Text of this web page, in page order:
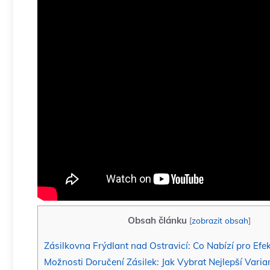
Obsah článku [zobrazit obsah]
Zásilkovna Frýdlant nad Ostravicí: Co Nabízí pro
Možnosti Doručení Zásilek: Jak Vybrat Nejlepší